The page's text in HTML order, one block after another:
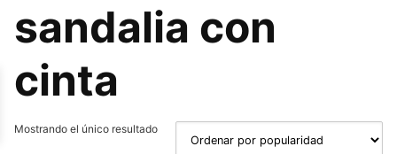
sandalia con
cinta
Mostrando el único resultado